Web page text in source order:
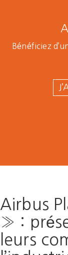
Bénéficiez
Airbus
» :
leurs